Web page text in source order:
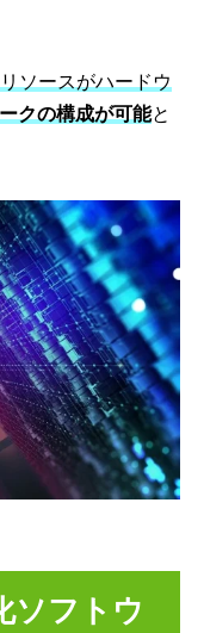
ソースがハードウ
クの構成が可能と
ソフトウ